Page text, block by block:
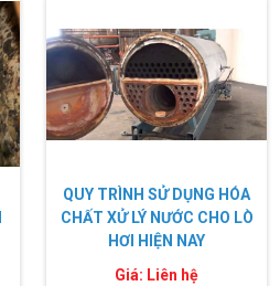
QUY TRÌNH SỬ DỤNG HÓA
CHẤT XỬ LÝ NƯỚC CHO LÒ
HƠI HIỆN NAY
Giá: Liên hệ